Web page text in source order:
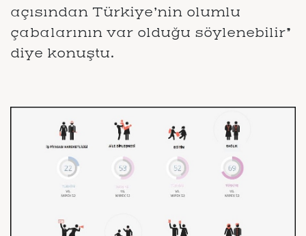
açısından Türkiye’nin olumlu
çabalarının var olduğu söylenebilir”
diye konuştu.